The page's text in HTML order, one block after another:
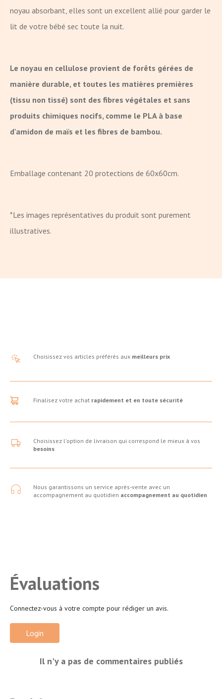
noyau absorbant, elles sont un excellent allié pour garder le
lit de votre bébé sec toute la nuit.
Le noyau en cellulose provient de forêts gérées de
manière durable, et toutes les matières premières
(tissu non tissé) sont des fibres végétales et sans
produits chimiques nocifs, comme le PLA à base
d'amidon de maïs et les fibres de bambou.
Emballage contenant 20 protections de 60x60cm.
*Les images représentatives du produit sont purement
illustratives.
Choisissez vos articles préférés aux meilleurs prix
Finalisez votre achat rapidement et en toute sécurité
Choisissez l'option de livraison qui correspond le mieux à vos
besoins
Nous garantissons un service après-vente avec un
accompagnement au quotidien accompagnement au quotidien
Évaluations
Connectez-vous à votre compte pour rédiger un avis.
Login
Il n'y a pas de commentaires publiés